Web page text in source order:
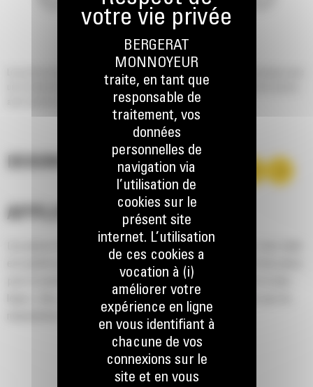
Les pinces tous-usages Cat® offrent une conception de pince économique avec
une commande hydraulique de la pince et une grande compatibilité de la pince
avec machines, godets et attaches.
APPLICATION
Les pinces tous-usages Cat® sont optimisées par nature. Leur style
est parfait pour une pelle hydraulique qui peut bénéficier d'une pince
pour la manutention occasionnelle de matériaux plus petits et plus
légers. Elles sont mieux adaptées aux machines qui ne font pas de
manutention de matériaux tout au long de la journée.
BERGERAT
MONNOYEUR
traite, en tant que
responsable de
traitement, vos
données
personnelles de
navigation via
l’utilisation de
cookies sur le
présent site
internet. L’utilisation
de ces cookies a
vocation à (i)
améliorer votre
expérience en ligne
en vous identifiant à
chacune de vos
connexions sur le
site et en vous